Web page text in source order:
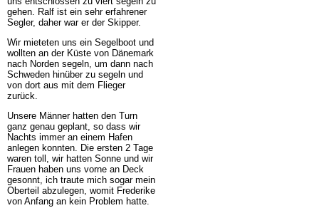
gehen. Ralf ist ein sehr erfahrener
Segler, daher war er der Skipper.
Wir mieteten uns ein Segelboot und
wollten an der Küste von Dänemark
nach Norden segeln, um dann nach
Schweden hinüber zu segeln und
von dort aus mit dem Flieger
zurück.
Unsere Männer hatten den Turn
ganz genau geplant, so dass wir
Nachts immer an einem Hafen
anlegen konnten. Die ersten 2 Tage
waren toll, wir hatten Sonne und wir
Frauen haben uns vorne an Deck
gesonnt, ich traute mich sogar mein
Oberteil abzulegen, womit Frederike
von Anfang an kein Problem hatte.